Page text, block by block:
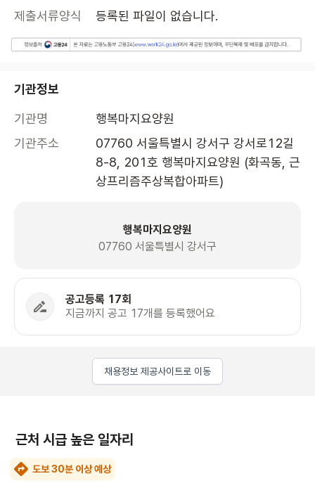
제출서류양식
등록된 파일이 없습니다.
기관정보
기관명
행복마지요양원
기관주소
07760 서울특별시 강서구 강서로12길
8-8, 201호 행복마지요양원 (화곡동, 근
상프리즘주상복합아파트)
행복마지요양원
07760 서울특별시 강서구
공고등록 17회
지금까지 공고 17개를 등록했어요
채용정보 제공사이트로 이동
근처 시급 높은 일자리
도보 30분 이상 예상